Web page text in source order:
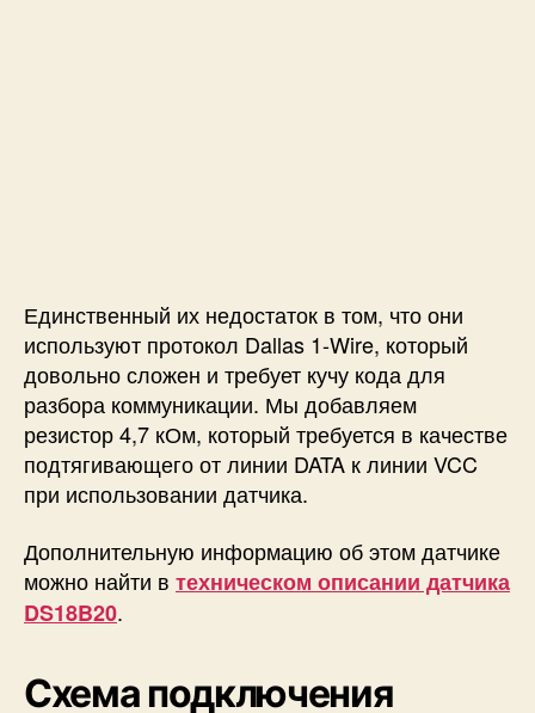
Единственный их недостаток в том, что они
используют протокол Dallas 1-Wire, который
довольно сложен и требует кучу кода для
разбора коммуникации. Мы добавляем
резистор 4,7 кОм, который требуется в качестве
подтягивающего от линии DATA к линии VCC
при использовании датчика.
Дополнительную информацию об этом датчике
можно найти в техническом описании датчика
DS18B20.
Схема подключения